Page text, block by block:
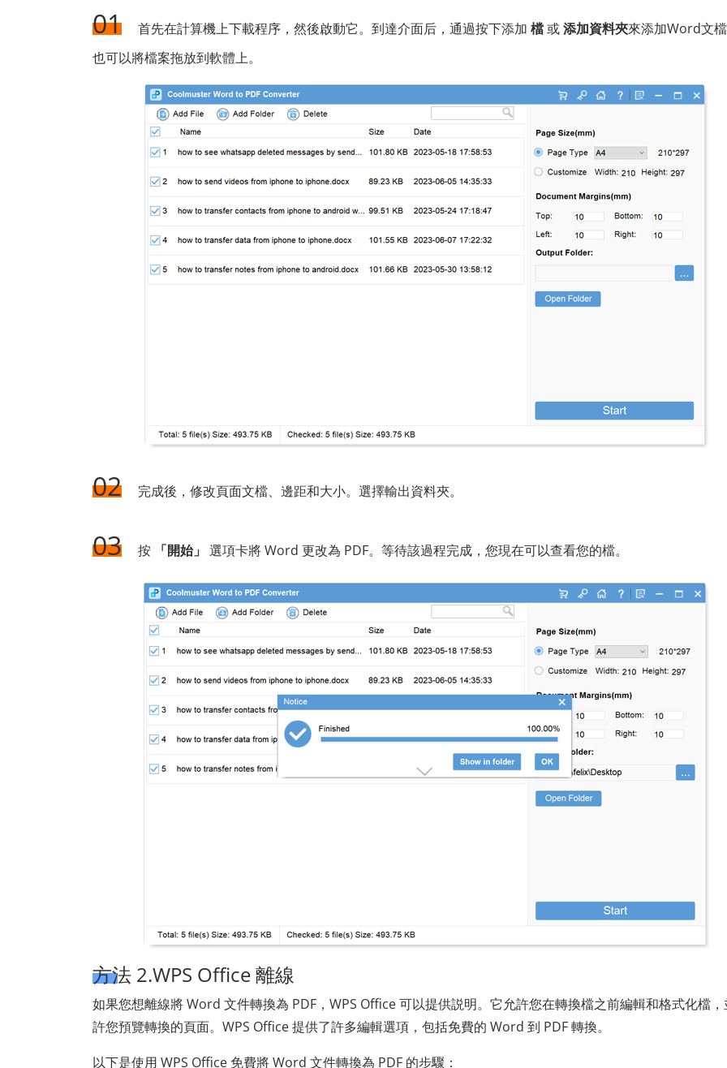
01 首先在計算機上下載程序，然後啟動它。到達介面后，通過按下添加 檔或添加資料夾來添加Word文
也可以將檔案拖放到軟體上。
02 完成後，修改頁面文檔、邊距和大小。選擇輸出資料夾。
03 按 「開始」 選項卡將 Word 更改為 PDF。等待該過程完成，您現在可以查看您的檔。
方法 2.WPS Office 離線
如果您想離線將 Word 文件轉換為 PDF，WPS Office 可以提供説明。它允許您在轉換檔之前編輯和格式化檔
許您預覽轉換的頁面。WPS Office 提供了許多編輯選項，包括免費的 Word 到 PDF 轉換。
以下是使用 WPS Office 免費將 Word 文件轉換為 PDF 的步驟：